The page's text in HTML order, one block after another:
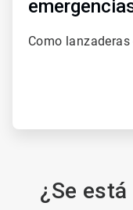
Como
¿Se